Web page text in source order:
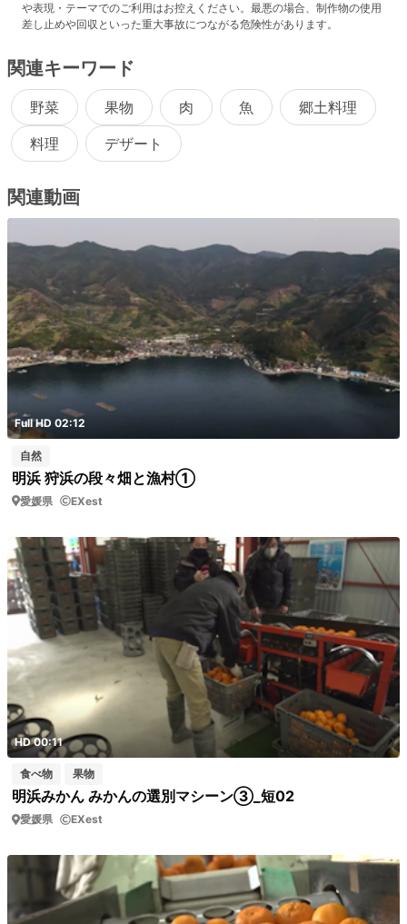
や表現・テーマでのご利用はお控えください。最悪の場合、制作物の使用
差し止めや回収といった重大事故につながる危険性があります。
関連キーワード
野菜 果物 肉 魚
郷土料理
料理
デザート
関連動画
Full HD 02:12
自然
明浜 狩浜の段々畑と漁村①
愛媛県 EXest
HD 00:11
食べ物 果物
明浜みかん みかんの選別マシーン③_短02
愛媛県 EXest